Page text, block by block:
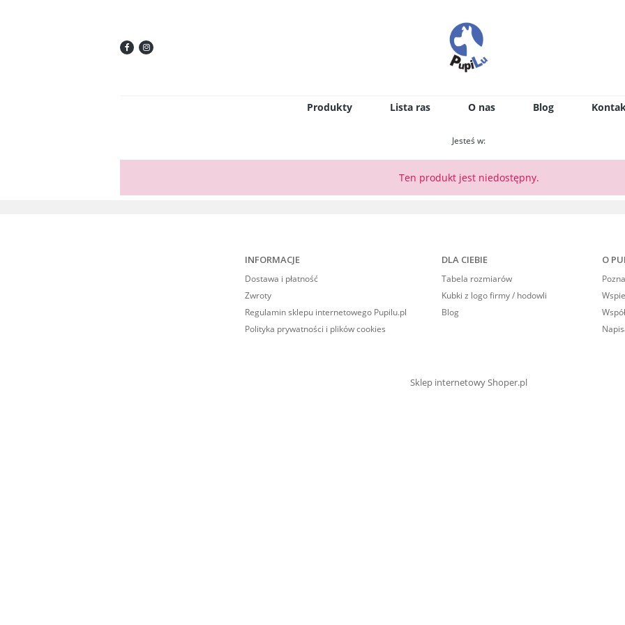
Produkty Lista ras O nas Blog
Jesteś w:
Ten produkt jest niedostępny.
INFORMACJE
Dostawa i płatność
Zwroty
Regulamin sklepu internetowego Pupilu.pl
Polityka prywatności i plików cookies
DLA CIEBIE
Tabela rozmiarów
Kubki z logo firmy / hodowli
Blog
O
Sklep internetowy Shoper.pl